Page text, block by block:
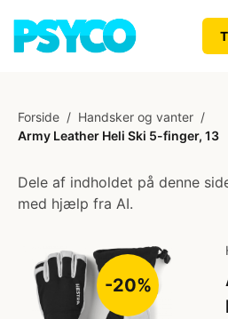
Forside / Handsker og vanter /
Army Leather Heli Ski 5-finger, 13
Dele af indholdet på denne
med hjælp fra AI.
-20%